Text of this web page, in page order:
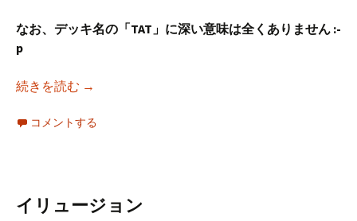
なお、デッキ名の「TAT」に深い意味は全くありません :-
p
続きを読む TAT
→
コメントする
イリュージョン